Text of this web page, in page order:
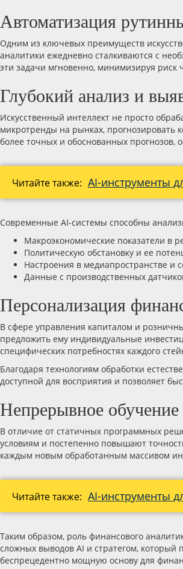
Автоматизация
Одним из ключевых преимуществ
аналитики ежедневно сталкиваются с
эти задачи мгновенно, минимизируя риск
Глубокий анализ и
Искусственный интеллект не просто
микротренды на рынках, прогнозировать
более точных и обоснованных
Читайте также: AI-инструменты
Современные AI-системы способны
Макроэкономические показатели в
Политическую обстановку и ее
Настроения в медиапространстве и
Данные с производственных
Персонализация
В сфере управления капиталом и
предложить ему индивидуальные
специфических потребностях каждого
Благодаря технологиям обработки
доступной для восприятия и позволяет
Непрерывное
В отличие от статичных программных
условиям и постепенно повышают
каждым новым обработанным массивом
Читайте также: AI-инструменты
Таким образом, роль финансового
сложных выводов AI и стратегом,
беспрецедентно мощную основу для